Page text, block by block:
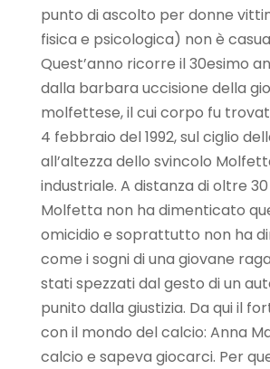
punto di ascolto per donne
fisica e psicologica) non è
Quest’anno ricorre il 30esimo
dalla barbara uccisione della
molfettese, il cui corpo fu
4 febbraio del 1992, sul ciglio
all’altezza dello svincolo
industriale. A distanza di oltre
Molfetta non ha dimenticato
omicidio e soprattutto non ha
come i sogni di una giovane
stati spezzati dal gesto di un
punito dalla giustizia. Da qui il
con il mondo del calcio: Anna
calcio e sapeva giocarci. Per